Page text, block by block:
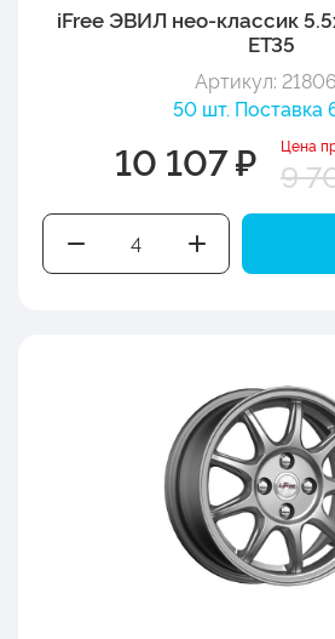
iFree ЭВИЛ нео-классик
ET35
Артикул:
50 шт. Поставка
10 107 ₽ Цена
9